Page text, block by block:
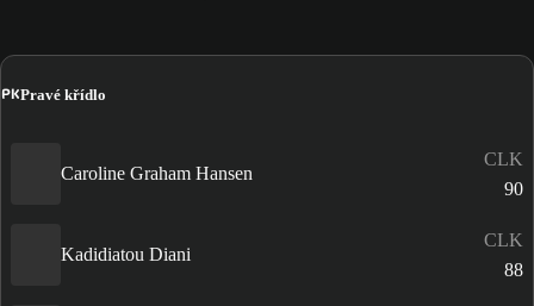
PKPravé křídlo
Caroline Graham Hansen
CLK
90
Kadidiatou Diani
CLK
88